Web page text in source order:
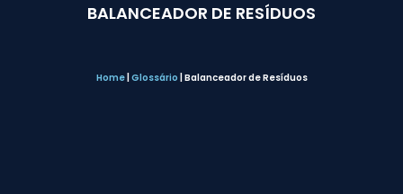
BALANCEADOR DE RESÍDUOS
Home| Glossário Balanceador de Resíduos